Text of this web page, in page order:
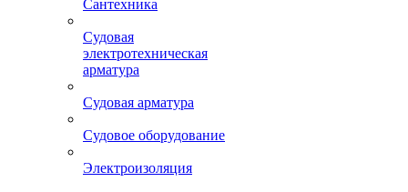
Сантехника
Судовая
электротехническая
арматура
Судовая арматура
Судовое оборудование
Электроизоляция